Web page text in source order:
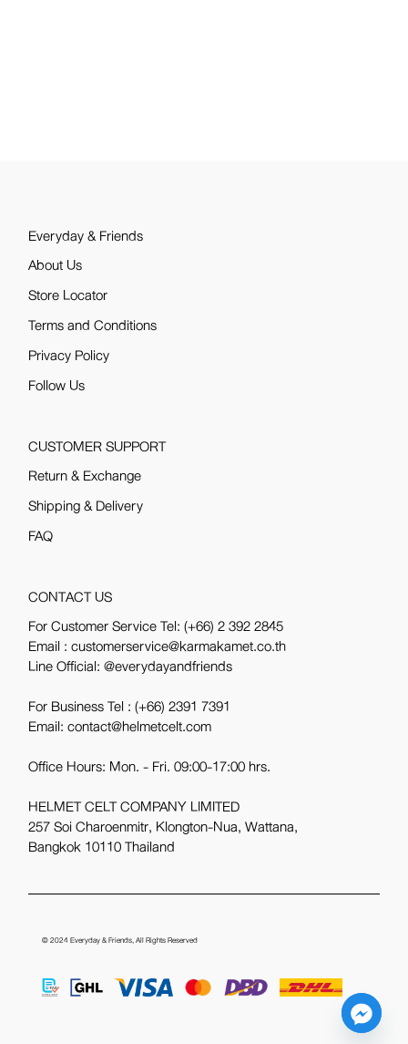
Everyday & Friends
About Us
Store Locator
Terms and Conditions
Privacy Policy
Follow Us
CUSTOMER SUPPORT
Return & Exchange
Shipping & Delivery
FAQ
CONTACT US
For Customer Service Tel:(+66) 2 392 2845
Email : customerservice@karmakamet.co.th
Line Official:@everydayandfriends
For Business Tel :(+66) 2391 7391
Email: contact@helmetcelt.com
Office Hours: Mon. - Fri. 09:00-17:00 hrs.
HELMET CELT COMPANY LIMITED
257 Soi Charoenmitr, Klongton-Nua, Wattana,
Bangkok 10110 Thailand
© 2024Everyday & Friends, All Rights Reserved